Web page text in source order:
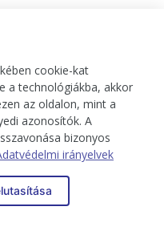
Jogi tudnivalók
onBRANDS
cookie-kat
a technológiákba, akkor
az oldalon, mint a
azonosítók. A
bizonyos
irányelvek